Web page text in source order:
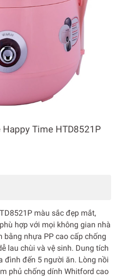
Time HTD8521P
màu sắc đẹp mắt,
hợp với mọi không gian nhà
nhựa PP cao cấp chống
lau chùi và vệ sinh. Dung tích
đình đến 5 người ăn. Lòng nồi
phủ chống dính Whitford cao